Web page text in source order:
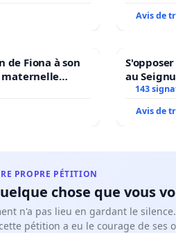
Avis de
de Fiona à son
Léo N. en
au
143
Avis de
PROPRE PÉTITION
chose que vous
n'a pas lieu en gardant le silence.
pétition a eu le courage de ses